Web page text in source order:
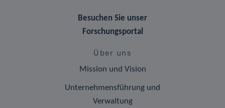
Besuchen Sie unser
Forschungsportal
Über uns
Mission und Vision
Unternehmensführung und
Verwaltung